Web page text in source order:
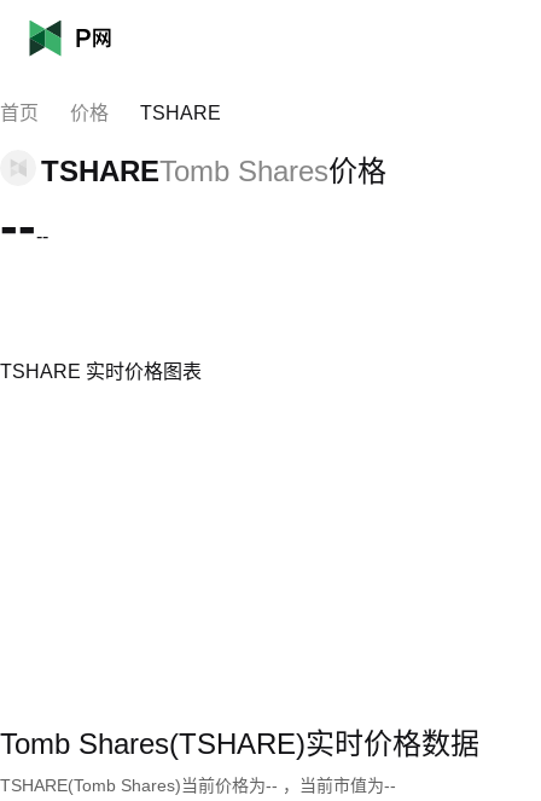
首页 价格 TSHARE
TSHARETomb Shares价格
----
TSHARE 实时价格图表
Tomb Shares(TSHARE)实时价格数据
TSHARE(Tomb Shares)当前价格为-- ，当前市值为--